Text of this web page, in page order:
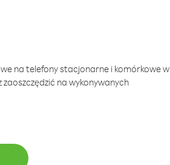
na telefony stacjonarne i komórkowe w
na wykonywanych